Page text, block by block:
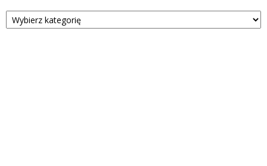
Kategorie